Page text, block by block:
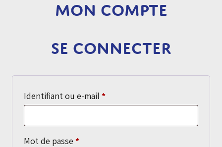
Mon compte
Se connecter
Identifiant ou e-mail *Obligatoire
Mot de passe *Obligatoire